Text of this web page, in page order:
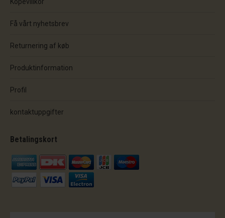
Få vårt nyhetsbrev
Returnering af køb
Produktinformation
Profil
kontaktuppgifter
Betalingskort